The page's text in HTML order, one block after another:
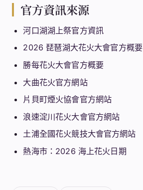
官方資訊來源
河口湖湖上祭官方資訊
2026 琵琶湖大花火大會官方概要
勝每花火大會官方概要
大曲花火官方網站
片貝町煙火協會官方網站
浪速淀川花火大會官方網站
土浦全國花火競技大會官方網站
熱海市：2026 海上花火日期